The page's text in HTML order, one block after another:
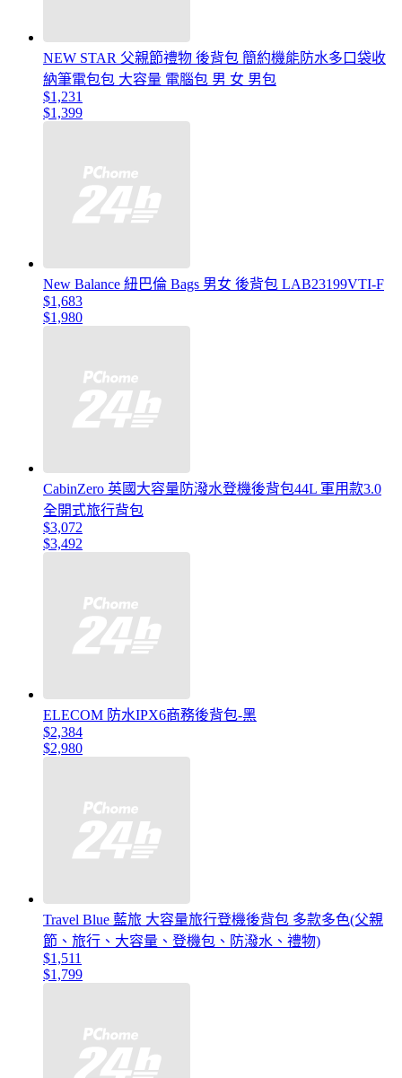
NEW STAR 父親節禮物 後背包 簡約機能防水多口袋收
納筆電包包 大容量 電腦包 男 女 男包
$1,231
$1,399
New Balance 紐巴倫 Bags 男女 後背包 LAB23199VTI-F
$1,683
$1,980
CabinZero 英國大容量防潑水登機後背包44L 軍用款3.0
全開式旅行背包
$3,072
$3,492
ELECOM 防水IPX6商務後背包-黑
$2,384
$2,980
Travel Blue 藍旅 大容量旅行登機後背包 多款多色(父親
節、旅行、大容量、登機包、防潑水、禮物)
$1,511
$1,799